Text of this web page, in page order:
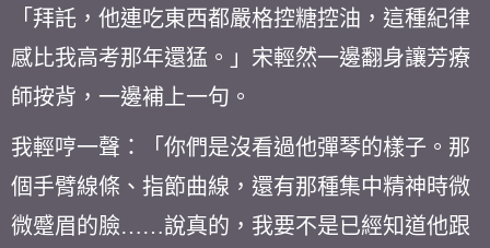
「拜託，他連吃東西都嚴格控糖控油，這種紀律
感比我高考那年還猛。」宋輕然一邊翻身讓芳療
師按背，一邊補上一句。
我輕哼一聲：「你們是沒看過他彈琴的樣子。那
個手臂線條、指節曲線，還有那種集中精神時微
微蹙眉的臉……說真的，我要不是已經知道他跟